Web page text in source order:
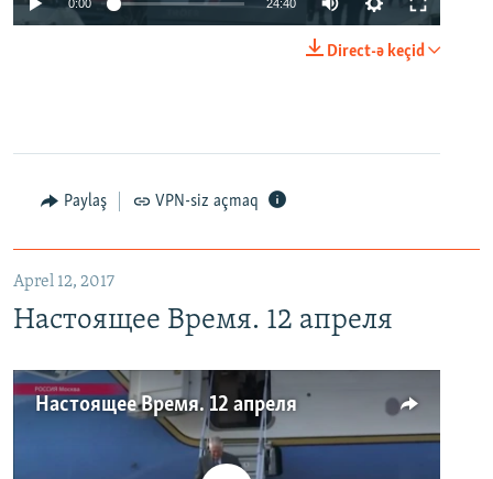
0:00 24:40
Direct-ə keçid
Paylaş VPN-siz açmaq
Aprel 12, 2017
Настоящее Время. 12 апреля
Настоящее Время. 12 апреля